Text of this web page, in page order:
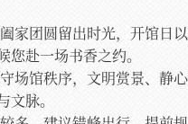
家团圆留出时光，开馆日
您赴一场书香之约。
场馆秩序，文明赏景、静
文脉。